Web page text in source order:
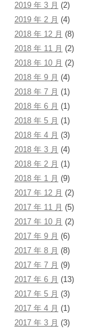
2019 年 3 月 (2)
2019 年 2 月 (4)
2018 年 12 月 (8)
2018 年 11 月 (2)
2018 年 10 月 (2)
2018 年 9 月 (4)
2018 年 7 月 (1)
2018 年 6 月 (1)
2018 年 5 月 (1)
2018 年 4 月 (3)
2018 年 3 月 (4)
2018 年 2 月 (1)
2018 年 1 月 (9)
2017 年 12 月 (2)
2017 年 11 月 (5)
2017 年 10 月 (2)
2017 年 9 月 (6)
2017 年 8 月 (8)
2017 年 7 月 (9)
2017 年 6 月 (13)
2017 年 5 月 (3)
2017 年 4 月 (1)
2017 年 3 月 (3)